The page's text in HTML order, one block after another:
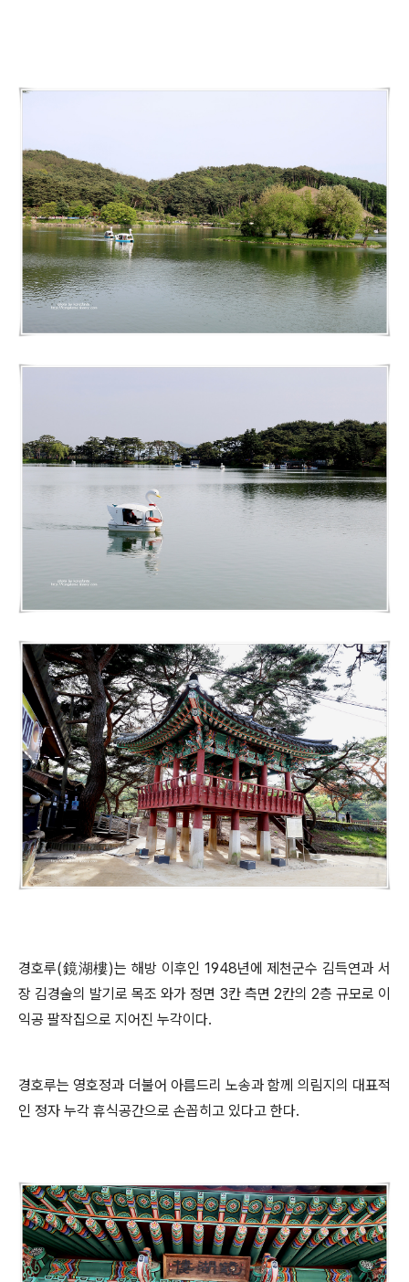
경호루(鏡湖樓)는 해방 이후인 1948년에 제천군수 김득연과 서
장 김경술의 발기로 목조 와가 정면 3칸 측면 2칸의 2층 규모로 이
익공 팔작집으로 지어진 누각이다.
경호루는 영호정과 더불어 아름드리 노송과 함께 의림지의 대표적
인 정자 누각 휴식공간으로 손꼽히고 있다고 한다.